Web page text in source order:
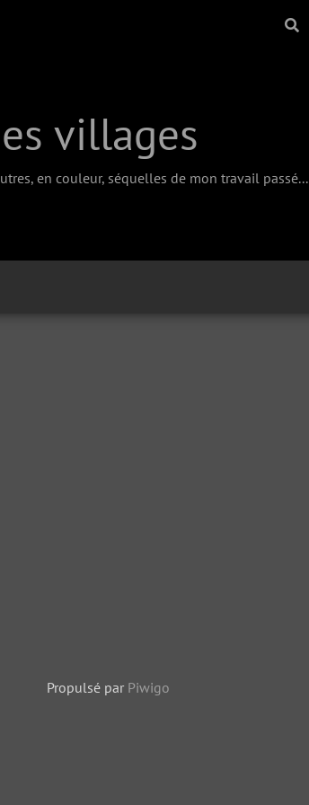
villages
en couleur, séquelles de mon travail passé...
Propulsé par Piwigo